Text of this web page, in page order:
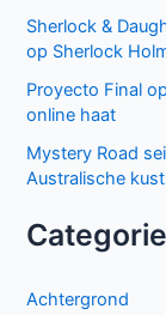
Sherlock &
op Sherlock
Proyecto Final
online haat
Mystery Road
Australische
Achtergrond